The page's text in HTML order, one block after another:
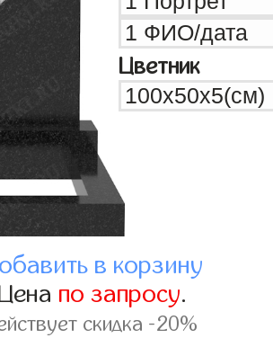
Цветник
в корзину
по запросу.
скидка -20%